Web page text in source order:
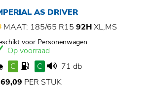
AS DRIVER
MAAT: 185/65 R15 92HXL,MS
voor Personenwagen
Op voorraad
C
C
71 db
PER STUK